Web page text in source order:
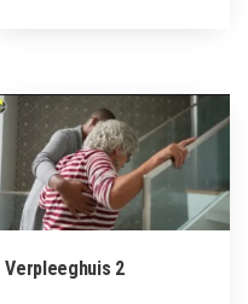
Verpleeghuis 2